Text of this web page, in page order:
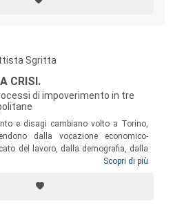
Sgritta
CRISI.
di impoverimento in tre
e disagi cambiano volto a Torino,
dalla vocazione economico-
del lavoro, dalla demografia, dalla
famiglie, dalla presenza degli
con gli strumenti della ricerca
e amministrativi di contesto,
Scopri di più